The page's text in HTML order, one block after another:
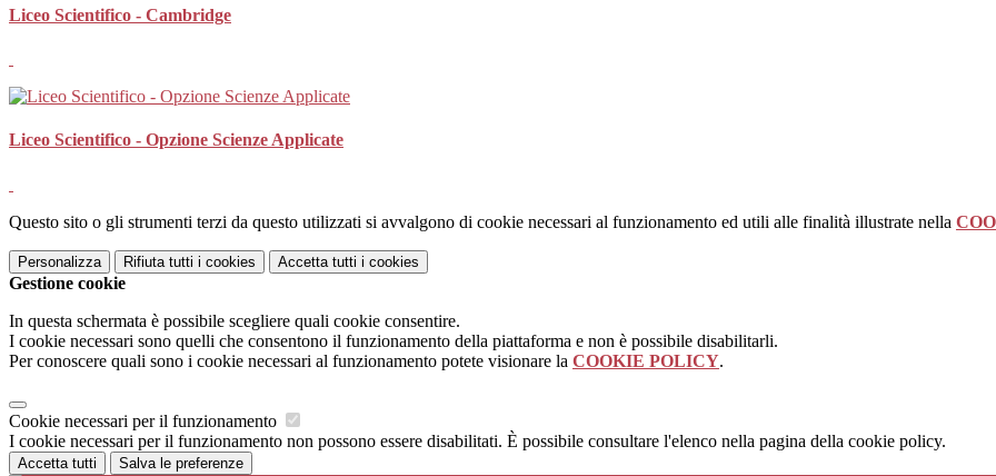
Liceo Scientifico - Cambridge
Liceo Scientifico - Opzione Scienze Applicate
Questo sito o gli strumenti terzi da questo utilizzati si avvalgono di cookie necessari al funzionamento ed utili alle finalità illustrate nella
Personalizza Rifiuta tutti i cookies Accetta tutti i cookies
Gestione cookie
In questa schermata è possibile scegliere quali cookie consentire.
I cookie necessari sono quelli che consentono il funzionamento della piattaforma e non è possibile disabilitarli.
Per conoscere quali sono i cookie necessari al funzionamento potete visionare la COOKIE POLICY.
Cookie necessari per il funzionamento
I cookie necessari per il funzionamento non possono essere disabilitati. È possibile consultare l'elenco nella pagina della cookie policy.
Accetta tutti Salva le preferenze